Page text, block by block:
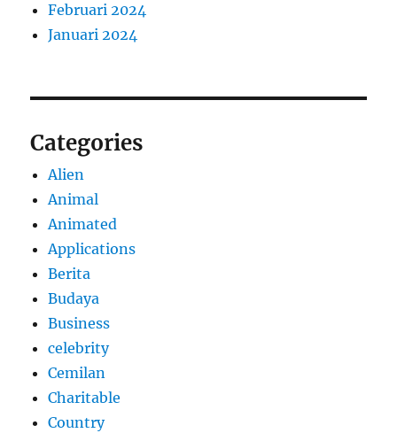
Februari 2024
Januari 2024
Categories
Alien
Animal
Animated
Applications
Berita
Budaya
Business
celebrity
Cemilan
Charitable
Country